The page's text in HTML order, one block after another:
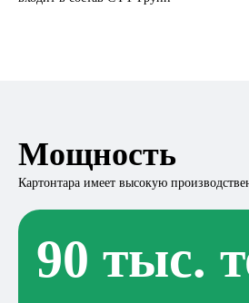
Мощность
Картонтара имеет высокую
90 тыс.